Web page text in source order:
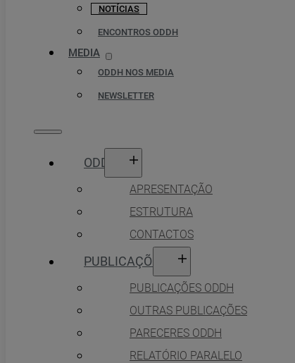
NOTÍCIAS
ENCONTROS ODDH
MEDIA
ODDH NOS MEDIA
NEWSLETTER
ODDH
APRESENTAÇÃO
ESTRUTURA
CONTACTOS
PUBLICAÇÕES
PUBLICAÇÕES ODDH
OUTRAS PUBLICAÇÕES
PARECERES ODDH
RELATÓRIO PARALELO